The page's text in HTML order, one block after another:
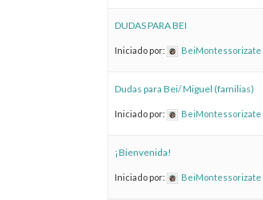
DUDAS PARA BEI
Iniciado por: BeiMontessorizate
Dudas para Bei/ Miguel (familias)
Iniciado por: BeiMontessorizate
¡Bienvenida!
Iniciado por: BeiMontessorizate